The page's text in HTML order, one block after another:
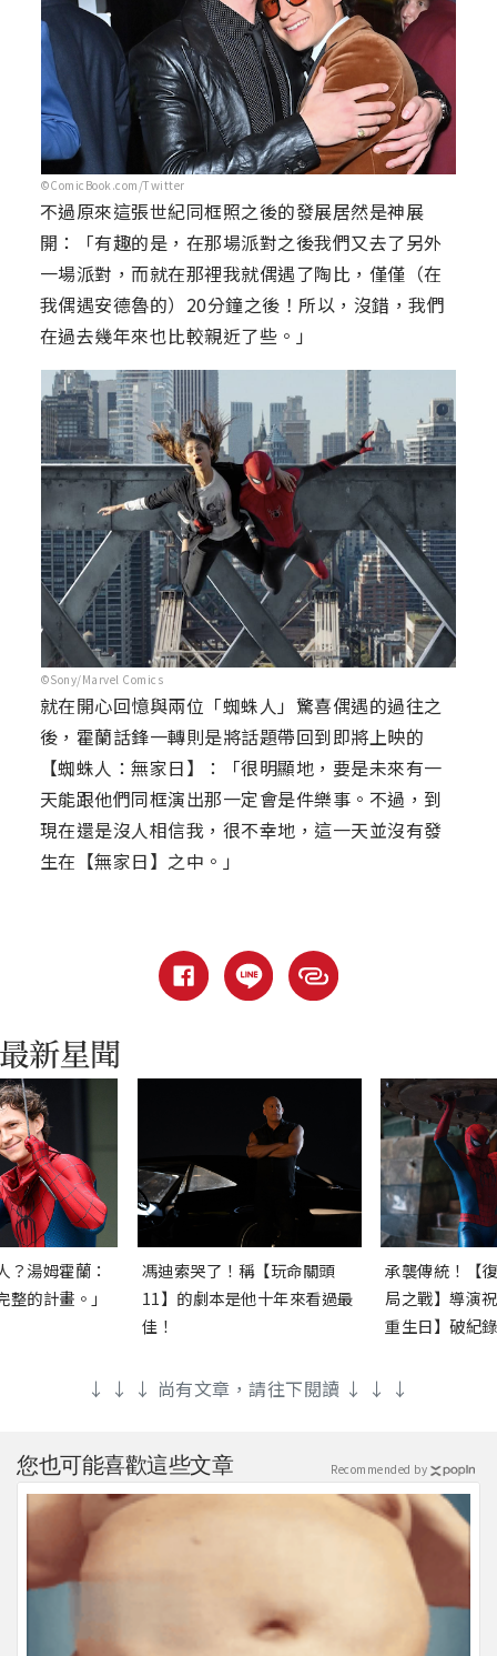
©ComicBook.com/Twitter
不過原來這張世紀同框照之後的發展居然是神展
開：「有趣的是，在那場派對之後我們又去了另外
一場派對，而就在那裡我就偶遇了陶比，僅僅（在
我偶遇安德魯的）20分鐘之後！所以，沒錯，我們
在過去幾年來也比較親近了些。」
©Sony/Marvel Comics
就在開心回憶與兩位「蜘蛛人」驚喜偶遇的過往之
後，霍蘭話鋒一轉則是將話題帶回到即將上映的
【蜘蛛人：無家日】：「很明顯地，要是未來有一
天能跟他們同框演出那一定會是件樂事。不過，到
現在還是沒人相信我，很不幸地，這一天並沒有發
生在【無家日】之中。」
？湯姆霍蘭：
的計畫。」
馮迪索哭了！稱【玩命關頭
11】的劇本是他十年來看過最
佳！
承襲傳統！【
局之戰】導演
重生日】破紀
↓ ↓ ↓ 尚有文章，請往下閱讀 ↓ ↓ ↓
您也可能喜歡這些文章 Recommended by